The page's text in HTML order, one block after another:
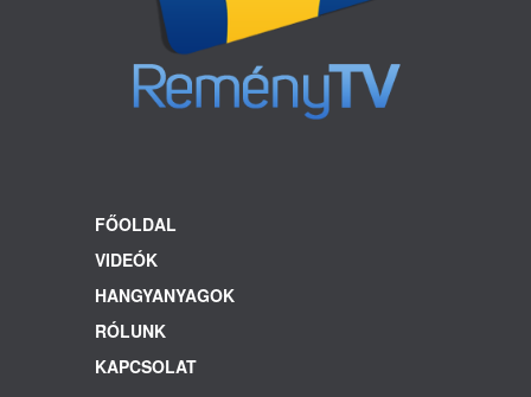
FŐOLDAL
VIDEÓK
HANGYANYAGOK
RÓLUNK
KAPCSOLAT